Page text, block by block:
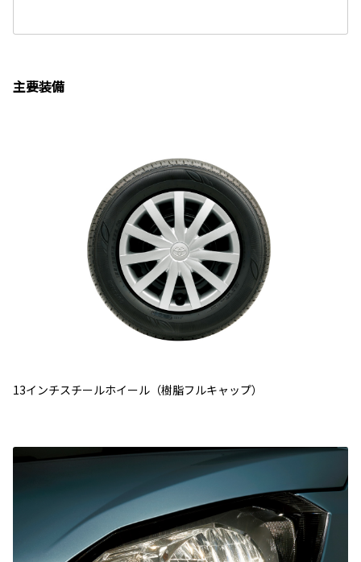
主要装備
13インチスチールホイール（樹脂フルキャップ）